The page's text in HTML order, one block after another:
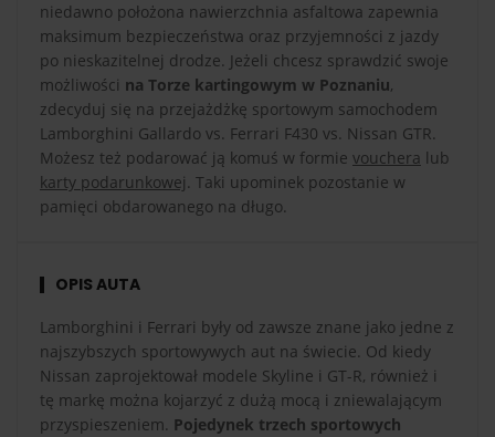
niedawno położona nawierzchnia asfaltowa zapewnia
maksimum bezpieczeństwa oraz przyjemności z jazdy
po nieskazitelnej drodze. Jeżeli chcesz sprawdzić swoje
możliwości na Torze kartingowym w Poznaniu,
zdecyduj się na przejażdżkę sportowym samochodem
Lamborghini Gallardo vs. Ferrari F430 vs. Nissan GTR.
Możesz też podarować ją komuś w formie vouchera lub
karty podarunkowej. Taki upominek pozostanie w
pamięci obdarowanego na długo.
OPIS AUTA
Lamborghini i Ferrari były od zawsze znane jako jedne z
najszybszych sportowywych aut na świecie. Od kiedy
Nissan zaprojektował modele Skyline i GT-R, również i
tę markę można kojarzyć z dużą mocą i zniewalającym
przyspieszeniem. Pojedynek trzech sportowych